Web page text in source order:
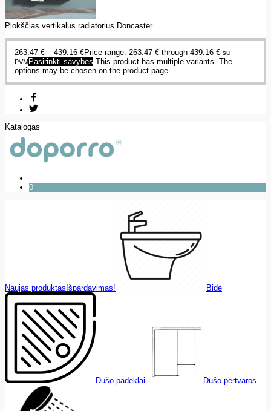
Plokščias vertikalus radiatorius Doncaster
263.47 € – 439.16 €Price range: 263.47 € through 439.16 € su
PVM Pasirinkti savybes This product has multiple variants. The
options may be chosen on the product page
Katalogas
0
Naujas produktas Išpardavimas! Bidė
Dušo padėklai Dušo pertvaros